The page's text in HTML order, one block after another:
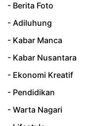
- Berita Foto
- Adiluhung
- Kabar Manca
- Kabar Nusantara
- Ekonomi Kreatif
- Pendidikan
- Warta Nagari